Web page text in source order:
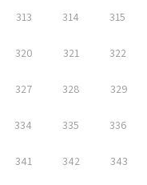
313 314 315
320 321 322
327 328 329
334 335 336
341 342 343